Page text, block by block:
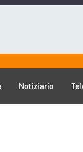
Notiziario